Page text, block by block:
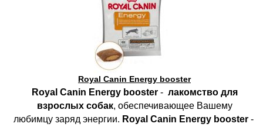
Royal Canin Energy booster
Royal Canin Energy booster- лакомство для
взрослых собак, обеспечивающее Вашему
любимцу заряд энергии. Royal Canin Energy booster-